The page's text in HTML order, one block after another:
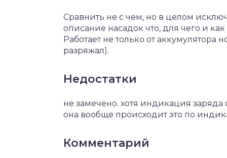
Сравнить не с чем, но в целом
описание насадок что, для чего и
Работает не только от аккумулятора
разряжал).
Недостатки
не замечено. хотя индикация заряда
она вообще происходит это по
Комментарий